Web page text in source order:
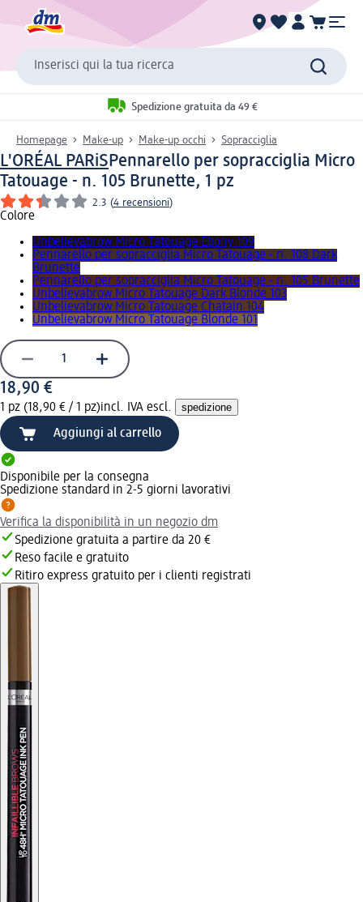
Inserisci qui la tua ricerca
Spedizione gratuita da 49 €
Homepage Make-up Make-up occhi Sopracciglia
L'ORÉAL PARiSPennarello per sopracciglia Micro
Tatouage - n. 105 Brunette, 1 pz
2.3 (4 recensioni)
Colore
Unbelievabrow Micro Tatouage Ebony 109
Pennarello per sopracciglia Micro Tatouage - n. 108 Dark
Brunette
Pennarello per sopracciglia Micro Tatouage - n. 105 Brunette
Unbelievabrow Micro Tatouage Dark Blonde 103
Unbelievabrow Micro Tatouage Chatain 104
Unbelievabrow Micro Tatouage Blonde 101
18,90 €
1 pz (18,90 € / 1 pz)incl. IVA escl. spedizione
Aggiungi al carrello
Disponibile per la consegna
Spedizione standard in 2-5 giorni lavorativi
Verifica la disponibilità in un negozio dm
Spedizione gratuita a partire da 20 €
Reso facile e gratuito
Ritiro express gratuito per i clienti registrati